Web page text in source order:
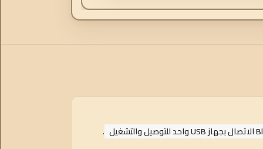
الاتصال بجهاز USB واحد للتوصيل والتشغيل
.